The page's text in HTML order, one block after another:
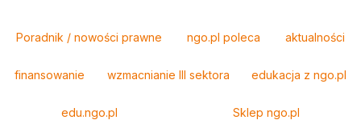
Poradnik / nowości prawne ngo.pl poleca aktualności
finansowanie wzmacnianie III sektora edukacja z ngo.pl
edu.ngo.pl Sklep ngo.pl